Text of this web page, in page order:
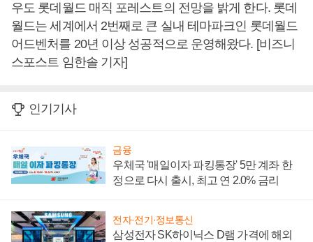
우도 롯데월드 매직 포레스트의 전망을 밝게 한다. 롯데
월드는 세계에서 2번째로 큰 실내 테마파크인 롯데월드
어드벤처를 20년 이상 성공적으로 운영해왔다. [비즈니
스포스트 임한솔 기자]
인기기사
금융
우체국 '매일이자 파킹통장' 5만 계좌 한
정으로 다시 출시, 최고 연 2.0% 금리
전자·전기·정보통신
삼성전자 SK하이닉스 D램 가격에 해외